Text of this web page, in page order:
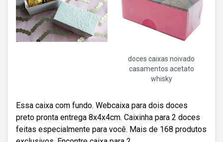
doces caixas noivado
casamentos acetato
whisky
Essa caixa com fundo. Webcaixa para dois doces
preto pronta entrega 8x4x4cm. Caixinha para 2 doces
feitas especialmente para você. Mais de 168 produtos